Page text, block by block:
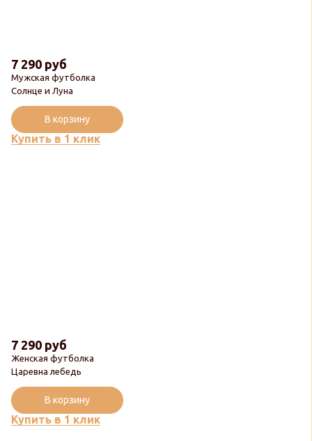
Мужская футболка
Солнце и Луна
7 290 руб
Купить в 1 клик
В корзину
Женская футболка
Царевна лебедь
7 290 руб
Купить в 1 клик
В корзину